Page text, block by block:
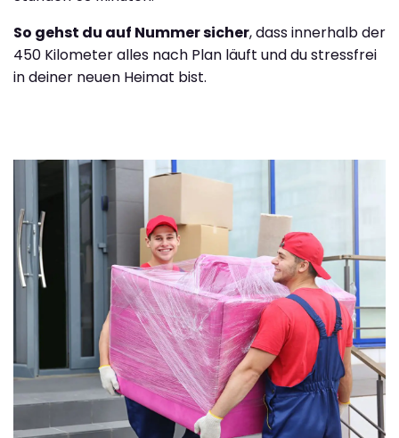
So gehst du auf Nummer sicher, dass innerhalb der
450 Kilometer alles nach Plan läuft und du stressfrei
in deiner neuen Heimat bist.